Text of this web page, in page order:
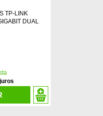
TP-LINK
DUAL